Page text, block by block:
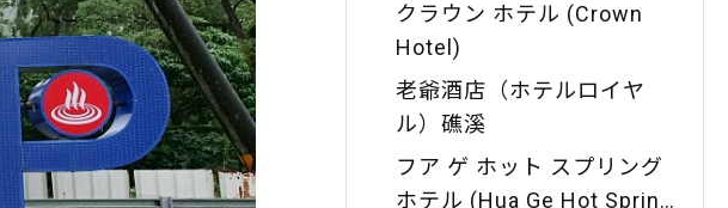
クラウン ホテル (Crown
Hotel)
老爺酒店（ホテルロイヤ
ル）礁溪
フア ゲ ホット スプリング
ホテル (Hua Ge Hot Spring